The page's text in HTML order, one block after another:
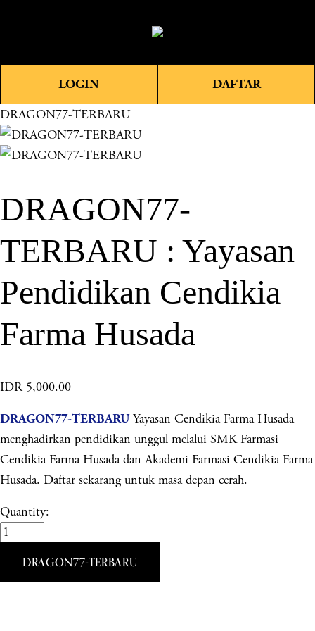
e
u
LOGIN DAFTAR
DRAGON77-TERBARU
DRAGON77-
TERBARU : Yayasan
Pendidikan Cendikia
Farma Husada
IDR 5,000.00
DRAGON77-TERBARUYayasan Cendikia Farma Husada
menghadirkan pendidikan unggul melalui SMK Farmasi
Cendikia Farma Husada dan Akademi Farmasi Cendikia Farma
Husada. Daftar sekarang untuk masa depan cerah.
Quantity:
DRAGON77-TERBARU